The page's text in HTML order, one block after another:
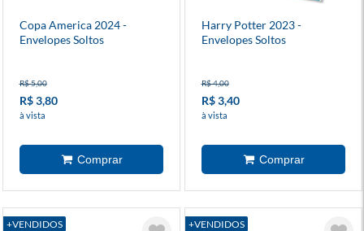
Copa America 2024 -
Envelopes Soltos
R$ 5,00
R$ 3,80
à vista
Harry Potter 2023 -
Envelopes Soltos
R$ 4,00
R$ 3,40
à vista
+VENDIDOS
+VENDIDOS